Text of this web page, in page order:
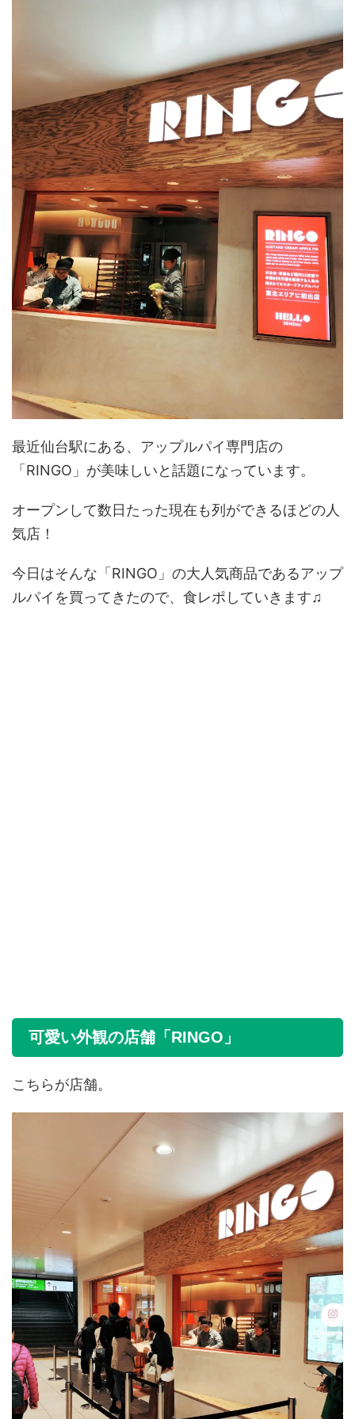
最近仙台駅にある、アップルパイ専門店の
「RINGO」が美味しいと話題になっています。
オープンして数日たった現在も列ができるほどの人
気店！
今日はそんな「RINGO」の大人気商品であるアップ
ルパイを買ってきたので、食レポしていきます♫
可愛い外観の店舗「RINGO」
こちらが店舗。